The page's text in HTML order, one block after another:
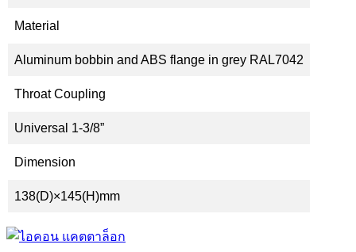
Material
Aluminum bobbin and ABS flange in grey RAL7042
Throat Coupling
Universal 1-3/8”
Dimension
138(D)×145(H)mm